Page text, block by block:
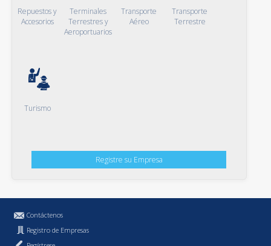
Repuestos y
Accesorios
Terminales
Terrestres y
Aeroportuarios
Transporte
Aéreo
Transporte
Terrestre
Turismo
Registre su Empresa
Contáctenos
Registro de Empresas